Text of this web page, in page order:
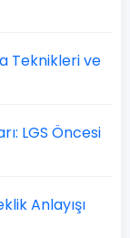
Teknikleri ve
LGS Öncesi
Anlayışı